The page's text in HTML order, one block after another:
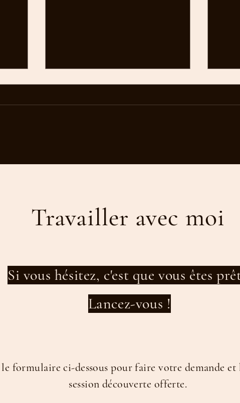
Vacances: Arrêtez de vous
Le
Travailler avec moi
Si vous hésitez, c'est que vous êtes
Lancez-vous !
le formulaire ci-dessous pour faire votre demande et
session découverte offerte.